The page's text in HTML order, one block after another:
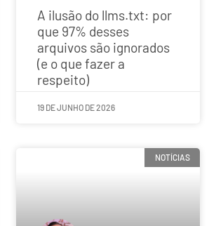
A ilusão do llms.txt: por
que 97% desses
arquivos são ignorados
(e o que fazer a
respeito)
19 DE JUNHO DE 2026
NOTÍCIAS